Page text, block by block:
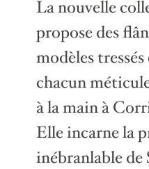
La nouvelle
propose des
modèles
chacun
à la main à
Elle incarne la
inébranlable de